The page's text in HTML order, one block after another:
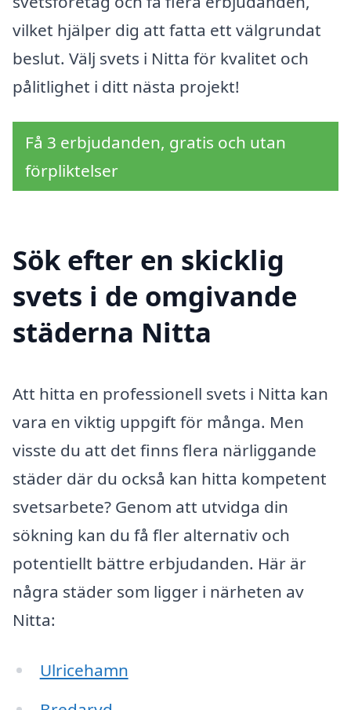
vilket hjälper dig att fatta ett välgrundat
beslut. Välj svets i Nitta för kvalitet och
pålitlighet i ditt nästa projekt!
Få 3 erbjudanden, gratis och utan
förpliktelser
Sök efter en skicklig
svets i de omgivande
städerna Nitta
Att hitta en professionell svets i Nitta kan
vara en viktig uppgift för många. Men
visste du att det finns flera närliggande
städer där du också kan hitta kompetent
svetsarbete? Genom att utvidga din
sökning kan du få fler alternativ och
potentiellt bättre erbjudanden. Här är
några städer som ligger i närheten av
Nitta:
Ulricehamn